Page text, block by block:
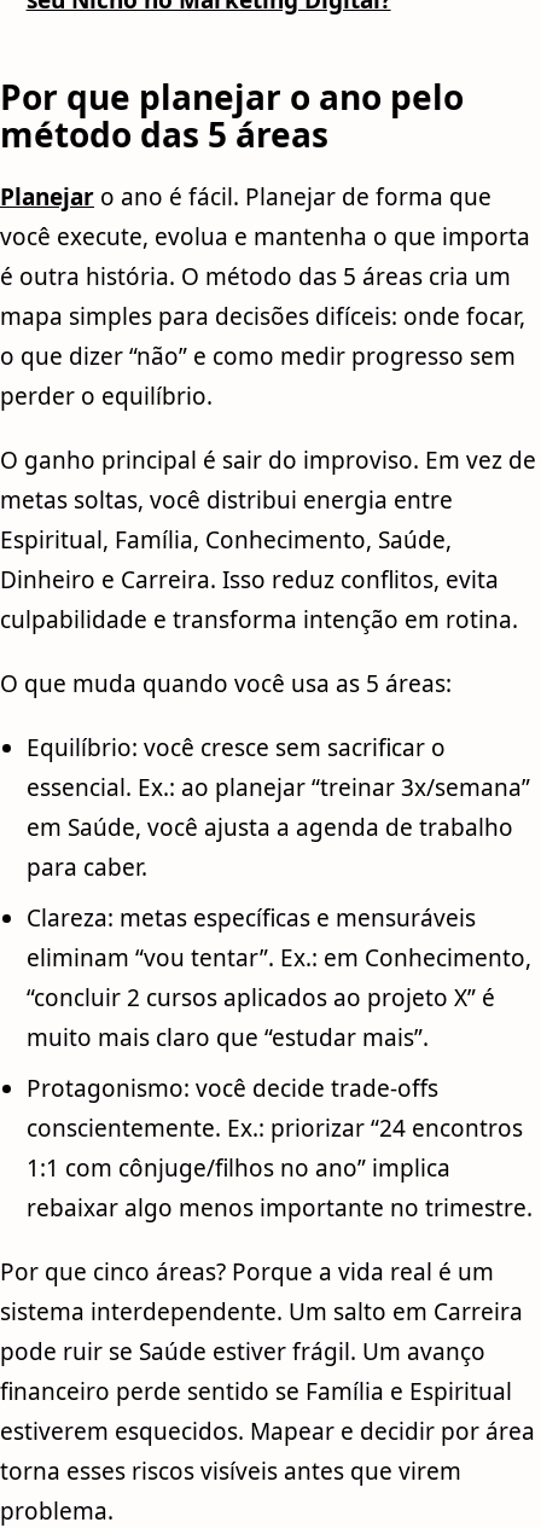
Por que planejar o ano pelo
método das 5 áreas
Planejar o ano é fácil. Planejar de forma que
você execute, evolua e mantenha o que importa
é outra história. O método das 5 áreas cria um
mapa simples para decisões difíceis: onde focar,
o que dizer “não” e como medir progresso sem
perder o equilíbrio.
O ganho principal é sair do improviso. Em vez de
metas soltas, você distribui energia entre
Espiritual, Família, Conhecimento, Saúde,
Dinheiro e Carreira. Isso reduz conflitos, evita
culpabilidade e transforma intenção em rotina.
O que muda quando você usa as 5 áreas:
Equilíbrio: você cresce sem sacrificar o
essencial. Ex.: ao planejar “treinar 3x/semana”
em Saúde, você ajusta a agenda de trabalho
para caber.
Clareza: metas específicas e mensuráveis
eliminam “vou tentar”. Ex.: em Conhecimento,
“concluir 2 cursos aplicados ao projeto X” é
muito mais claro que “estudar mais”.
Protagonismo: você decide trade-offs
conscientemente. Ex.: priorizar “24 encontros
1:1 com cônjuge/filhos no ano” implica
rebaixar algo menos importante no trimestre.
Por que cinco áreas? Porque a vida real é um
sistema interdependente. Um salto em Carreira
pode ruir se Saúde estiver frágil. Um avanço
financeiro perde sentido se Família e Espiritual
estiverem esquecidos. Mapear e decidir por área
torna esses riscos visíveis antes que virem
problema.